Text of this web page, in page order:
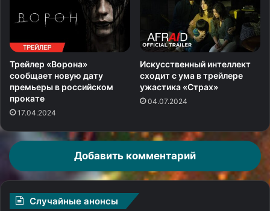
Трейлер «Ворона»
сообщает новую дату
премьеры в российском
прокате
17.04.2024
Искусственный интеллект
сходит с ума в трейлере
ужастика «Страх»
04.07.2024
Добавить комментарий
Случайные анонсы